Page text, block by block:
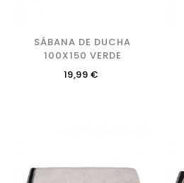
SÁBANA DE DUCHA
100X150 VERDE
Precio
19,99 €